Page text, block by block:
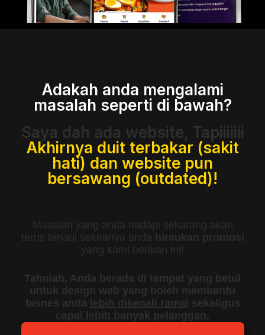
Adakah anda mengalami
masalah seperti di bawah?
Saya dah ada website, Tapiiiiiii
Akhirnya duit terbakar (sakit
hati) dan website pun
bersawang (outdated)!
Masalah yang anda hadapi sekarang akan
terus terjadi sekiranya anda hiraukan promosi
yang kami berikan ini!
Tahniah, Anda berada di tempat yang betul
untuk design web yang boleh membantu
bisnes anda lebih dikenali ramai sekaligus
capai lebih banyak pelanggan.